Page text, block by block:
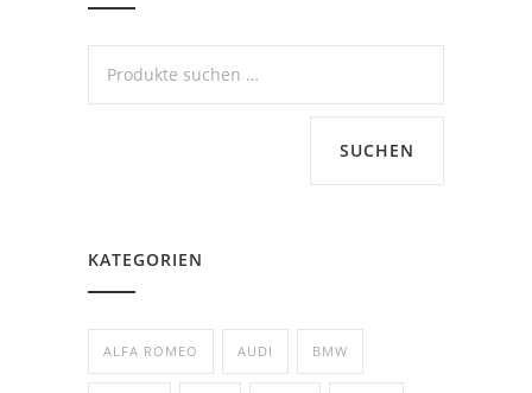
SUCHEN
KATEGORIEN
ALFA ROMEO AUDI BMW